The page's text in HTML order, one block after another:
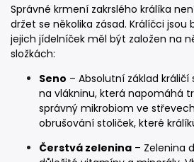
Správné krmení zakrslého králíka
držet se několika zásad. Králíčci jsou
jejich jídelníček měl být založen na
složkách:
Seno – Absolutní základ
na vlákninu, která napomáhá
správný mikrobiom ve
obrušování stoliček, které
Čerstvá zelenina – Zelenina